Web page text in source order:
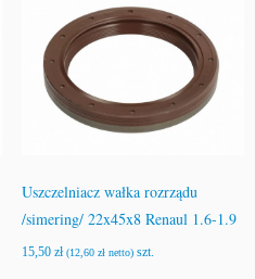
Uszczelniacz wałka rozrządu
/simering/ 22x45x8 Renaul 1.6-1.9
15,50 zł (12,60 złnetto)szt.